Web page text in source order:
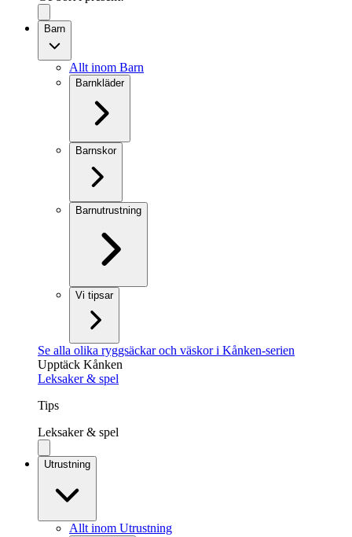
Barn
Allt inom Barn
Barnkläder
Barnskor
Barnutrustning
Vi tipsar
Se alla olika ryggsäckar och väskor i Kånken-serien
Upptäck Kånken
Leksaker & spel
Tips
Leksaker & spel
Utrustning
Allt inom Utrustning